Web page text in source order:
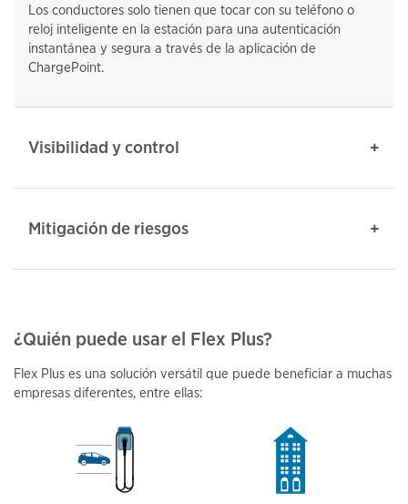
Los conductores solo tienen que tocar con su teléfono o
reloj inteligente en la estación para una autenticación
instantánea y segura a través de la aplicación de
ChargePoint.
Visibilidad y control
Mitigación de riesgos
¿Quién puede usar el Flex Plus?
Flex Plus es una solución versátil que puede beneficiar a muchas
empresas diferentes, entre ellas: